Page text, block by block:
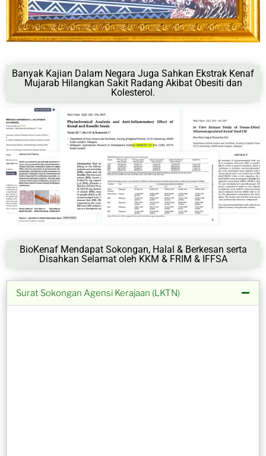
Banyak Kajian Dalam Negara Juga Sahkan Ekstrak Kenaf
Mujarab Hilangkan Sakit Radang Akibat Obesiti dan
Kolesterol.
BioKenaf Mendapat Sokongan, Halal & Berkesan serta
Disahkan Selamat oleh KKM & FRIM & IFFSA
Surat Sokongan Agensi Kerajaan (LKTN)